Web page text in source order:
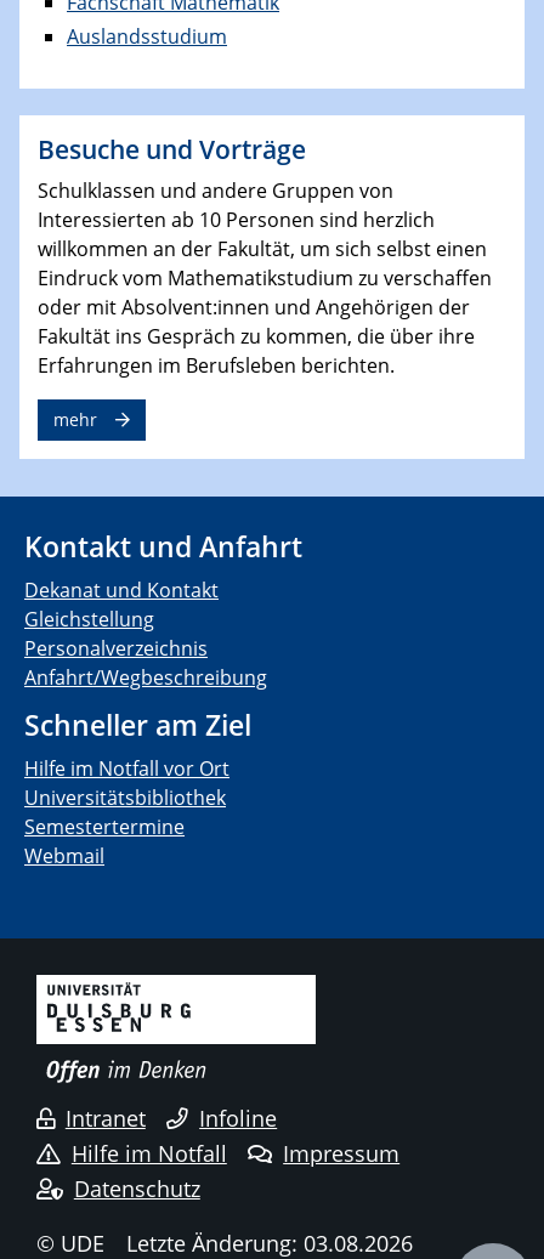
Auslandsstudium
Besuche und Vorträge
Schulklassen und andere Gruppen von
Interessierten ab 10 Personen sind herzlich
willkommen an der Fakultät, um sich selbst einen
Eindruck vom Mathematikstudium zu verschaffen
oder mit Absolvent:innen und Angehörigen der
Fakultät ins Gespräch zu kommen, die über ihre
Erfahrungen im Berufsleben berichten.
mehr
Kontakt und Anfahrt
Dekanat und Kontakt
Gleichstellung
Personalverzeichnis
Anfahrt/Wegbeschreibung
Schneller am Ziel
Hilfe im Notfall vor Ort
Universitätsbibliothek
Semestertermine
Webmail
Intranet
Infoline
Hilfe im Notfall
Impressum
Datenschutz
© UDE
Letzte Änderung: 03.08.2026